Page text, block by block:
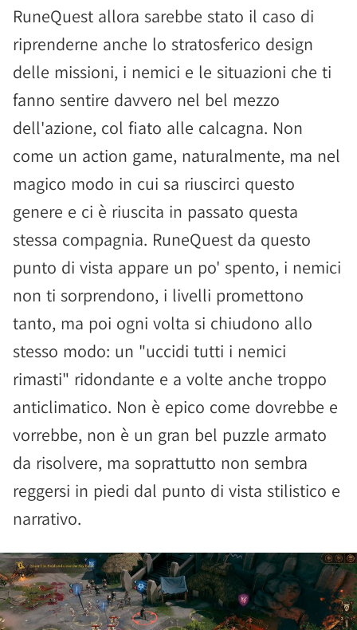
RuneQuest allora sarebbe stato il caso di
riprenderne anche lo stratosferico design
delle missioni, i nemici e le situazioni che ti
fanno sentire davvero nel bel mezzo
dell'azione, col fiato alle calcagna. Non
come un action game, naturalmente, ma nel
magico modo in cui sa riuscirci questo
genere e ci è riuscita in passato questa
stessa compagnia. RuneQuest da questo
punto di vista appare un po' spento, i nemici
non ti sorprendono, i livelli promettono
tanto, ma poi ogni volta si chiudono allo
stesso modo: un "uccidi tutti i nemici
rimasti" ridondante e a volte anche troppo
anticlimatico. Non è epico come dovrebbe e
vorrebbe, non è un gran bel puzzle armato
da risolvere, ma soprattutto non sembra
reggersi in piedi dal punto di vista stilistico e
narrativo.